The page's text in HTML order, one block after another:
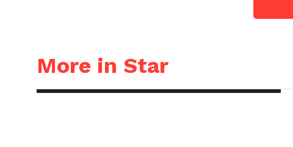
More in Star